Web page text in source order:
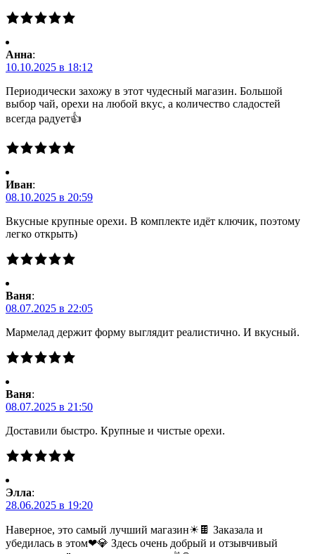
Анна:
10.10.2025 в 18:12
Периодически захожу в этот чудесный магазин. Большой
выбор чай, орехи на любой вкус, а количество сладостей
всегда радует👍
Иван:
08.10.2025 в 20:59
Вкусные крупные орехи. В комплекте идёт ключик, поэтому
легко открыть)
Ваня:
08.07.2025 в 22:05
Мармелад держит форму выглядит реалистично. И вкусный.
Ваня:
08.07.2025 в 21:50
Доставили быстро. Крупные и чистые орехи.
Элла:
28.06.2025 в 19:20
Наверное, это самый лучший магазин☀🍫 Заказала и
убедилась в этом❤💎 Здесь очень добрый и отзывчивый